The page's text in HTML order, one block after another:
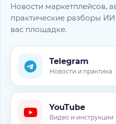
Новости маркетплейсов,
практические разборы
вас площадке.
Telegram
Новости и практика
YouTube
Видео и инструкции